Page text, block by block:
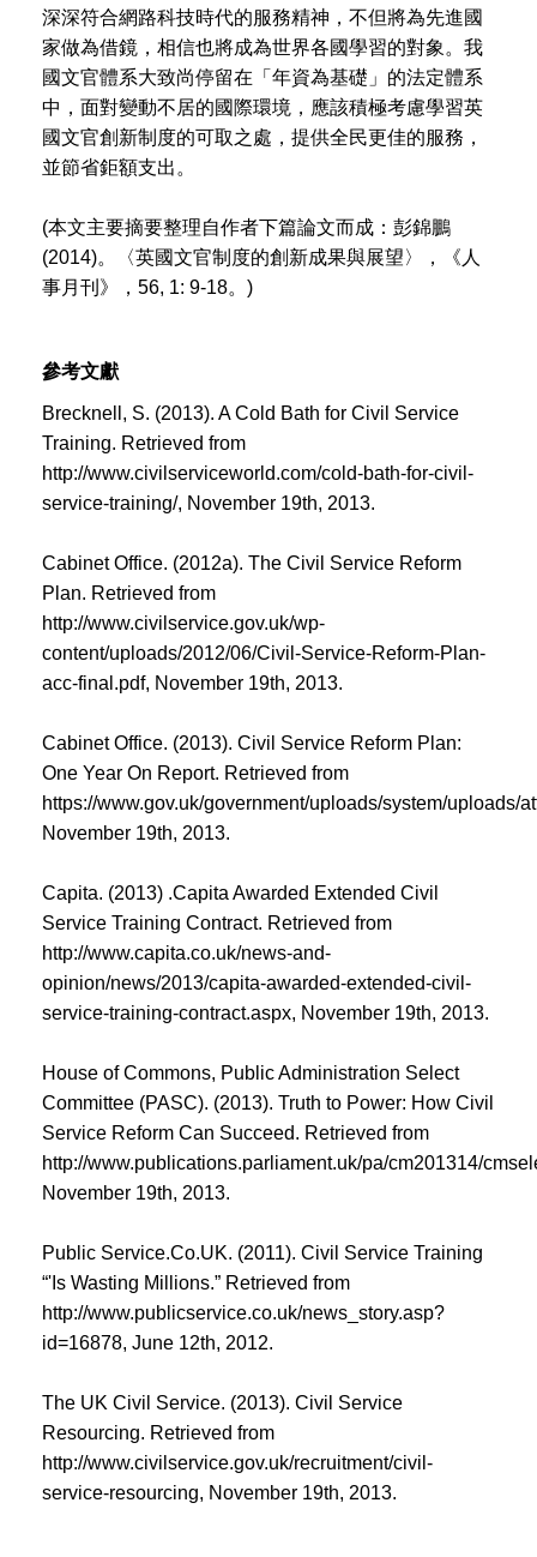
深深符合網路科技時代的服務精神，不但將為先進國
家做為借鏡，相信也將成為世界各國學習的對象。我
國文官體系大致尚停留在「年資為基礎」的法定體系
中，面對變動不居的國際環境，應該積極考慮學習英
國文官創新制度的可取之處，提供全民更佳的服務，
並節省鉅額支出。
(本文主要摘要整理自作者下篇論文而成：彭錦鵬
(2014)。〈英國文官制度的創新成果與展望〉，《人
事月刊》，56, 1: 9-18。)
參考文獻
Brecknell, S. (2013). A Cold Bath for Civil Service
Training. Retrieved from
http://www.civilserviceworld.com/cold-bath-for-civil-
service-training/, November 19th, 2013.
Cabinet Office. (2012a). The Civil Service Reform
Plan. Retrieved from
http://www.civilservice.gov.uk/wp-
content/uploads/2012/06/Civil-Service-Reform-Plan-
acc-final.pdf, November 19th, 2013.
Cabinet Office. (2013). Civil Service Reform Plan:
One Year On Report. Retrieved from
https://www.gov.uk/government/uploads/system/
November 19th, 2013.
Capita. (2013) .Capita Awarded Extended Civil
Service Training Contract. Retrieved from
http://www.capita.co.uk/news-and-
opinion/news/2013/capita-awarded-extended-civil-
service-training-contract.aspx, November 19th, 2013.
House of Commons, Public Administration Select
Committee (PASC). (2013). Truth to Power: How Civil
Service Reform Can Succeed. Retrieved from
http://www.publications.parliament.uk/pa/cm201314/
November 19th, 2013.
Public Service.Co.UK. (2011). Civil Service Training
“'Is Wasting Millions.” Retrieved from
http://www.publicservice.co.uk/news_story.asp?
id=16878, June 12th, 2012.
The UK Civil Service. (2013). Civil Service
Resourcing. Retrieved from
http://www.civilservice.gov.uk/recruitment/civil-
service-resourcing, November 19th, 2013.